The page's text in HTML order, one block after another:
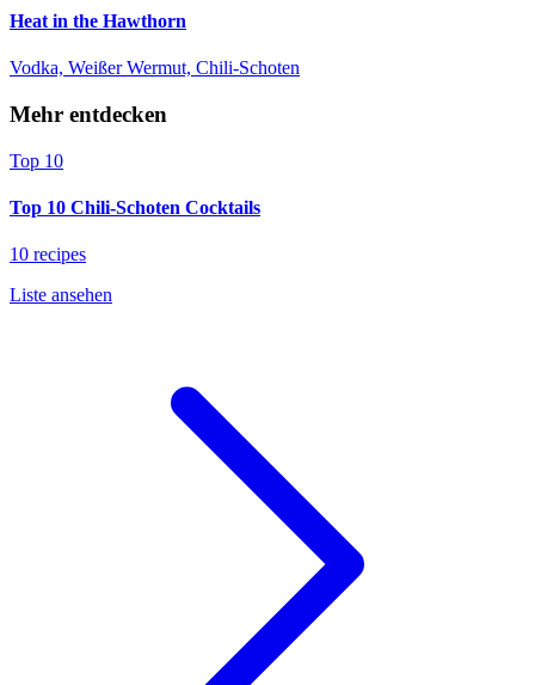
Heat in the Hawthorn
Vodka, Weißer Wermut, Chili-Schoten
Mehr entdecken
Top 10
Top 10 Chili-Schoten Cocktails
10 recipes
Liste ansehen